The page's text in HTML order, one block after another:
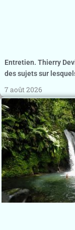
Entretien. Thierry
des sujets sur
7 août 2026